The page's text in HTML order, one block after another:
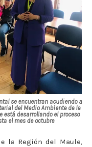
se encuentran acudiendo a
del Medio Ambiente de la
está desarrollando el proceso
el mes de octubre
la Región del Maule,